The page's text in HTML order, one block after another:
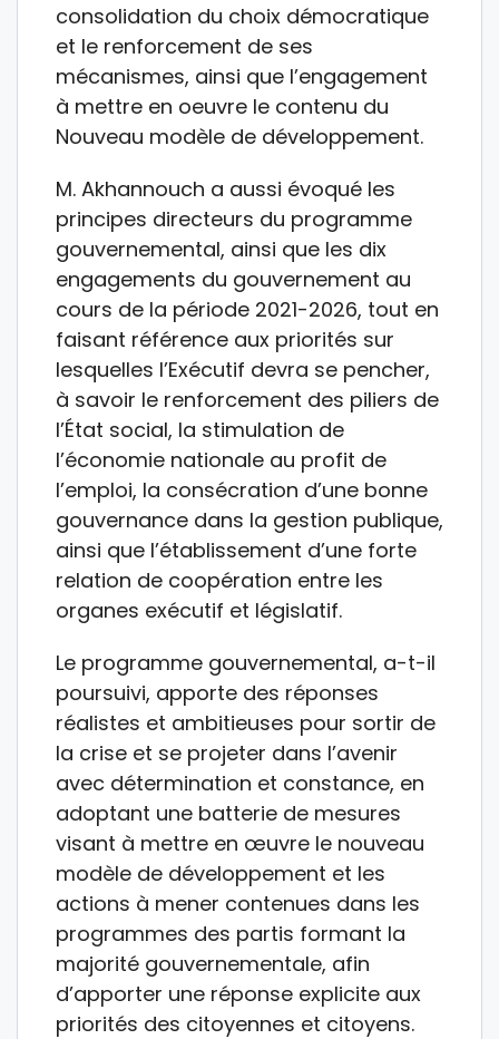
consolidation du choix démocratique
et le renforcement de ses
mécanismes, ainsi que l’engagement
à mettre en oeuvre le contenu du
Nouveau modèle de développement.
M. Akhannouch a aussi évoqué les
principes directeurs du programme
gouvernemental, ainsi que les dix
engagements du gouvernement au
cours de la période 2021-2026, tout en
faisant référence aux priorités sur
lesquelles l’Exécutif devra se pencher,
à savoir le renforcement des piliers de
l’État social, la stimulation de
l’économie nationale au profit de
l’emploi, la consécration d’une bonne
gouvernance dans la gestion publique,
ainsi que l’établissement d’une forte
relation de coopération entre les
organes exécutif et législatif.
Le programme gouvernemental, a-t-il
poursuivi, apporte des réponses
réalistes et ambitieuses pour sortir de
la crise et se projeter dans l’avenir
avec détermination et constance, en
adoptant une batterie de mesures
visant à mettre en œuvre le nouveau
modèle de développement et les
actions à mener contenues dans les
programmes des partis formant la
majorité gouvernementale, afin
d’apporter une réponse explicite aux
priorités des citoyennes et citoyens.